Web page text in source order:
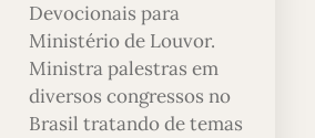
Devocionais para
Ministério de Louvor.
Ministra palestras em
diversos congressos no
Brasil tratando de temas